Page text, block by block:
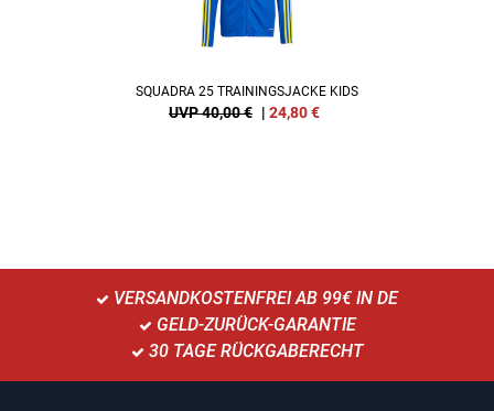
SQUADRA 25 TRAININGSJACKE KIDS
UVP 40,00 € | 24,80€
VERSANDKOSTENFREI AB 99€ IN DE
GELD-ZURÜCK-GARANTIE
30 TAGE RÜCKGABERECHT